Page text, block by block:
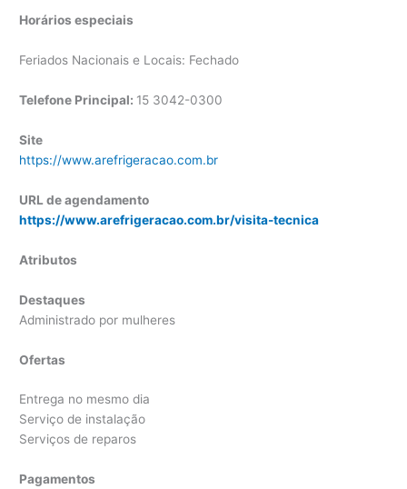
Horários especiais
Feriados Nacionais e Locais: Fechado
Telefone Principal: 15 3042-0300
Site
https://www.arefrigeracao.com.br
URL de agendamento
https://www.arefrigeracao.com.br/visita-tecnica
Atributos
Destaques
Administrado por mulheres
Ofertas
Entrega no mesmo dia
Serviço de instalação
Serviços de reparos
Pagamentos